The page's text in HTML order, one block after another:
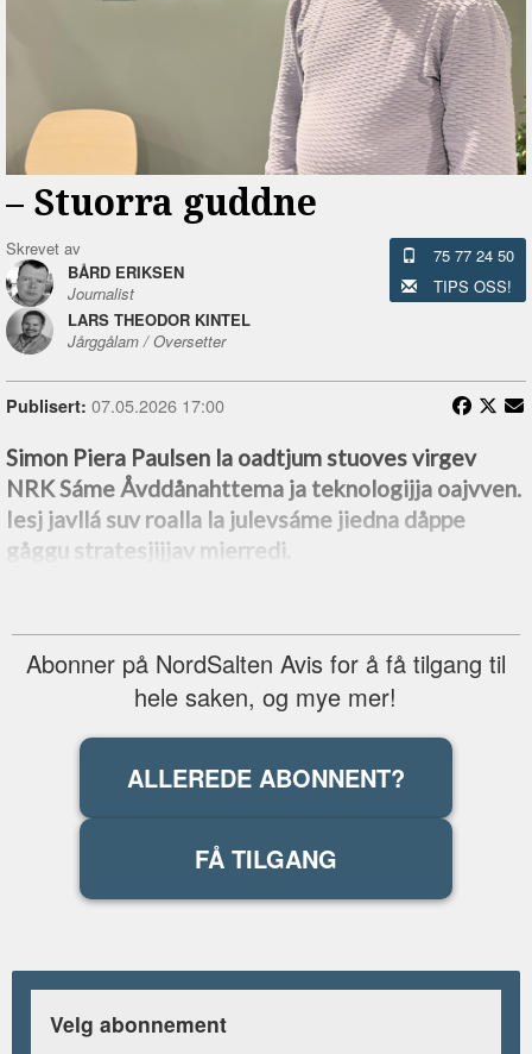
–⁠ Stuorra guddne
Skrevet av
BÅRD ERIKSEN
Journalist
LARS THEODOR KINTEL
Jårggålam / Oversetter
75 77 24 50
TIPS OSS!
Publisert: 07.05.2026 17:00
Simon Piera Paulsen la oadtjum stuoves virgev
NRK Sáme Åvddånahttema ja teknologijja oajvven.
Iesj javllá suv roalla la julevsáme jiedna dåppe
gåggu stratesjijjav mierredi.
Abonner på NordSalten Avis for å få tilgang til
hele saken, og mye mer!
ALLEREDE ABONNENT?
FÅ TILGANG
Velg abonnement